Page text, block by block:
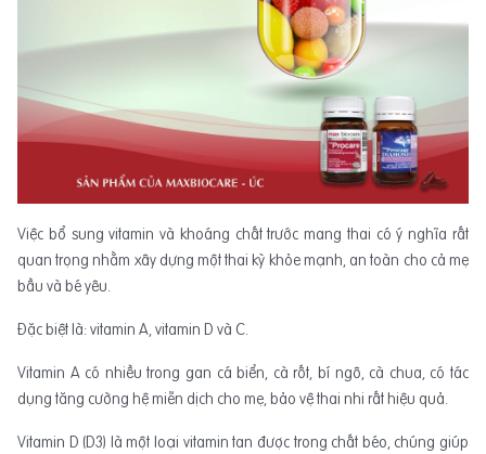
Việc bổ sung vitamin và khoáng chất trước mang thai có ý nghĩa rất
quan trọng nhằm xây dựng một thai kỳ khỏe mạnh, an toàn cho cả mẹ
bầu và bé yêu.
Đặc biệt là: vitamin A, vitamin D và C.
Vitamin A có nhiều trong gan cá biển, cà rốt, bí ngô, cà chua, có tác
dụng tăng cường hệ miễn dịch cho mẹ, bảo vệ thai nhi rất hiệu quả.
Vitamin D (D3) là một loại vitamin tan được trong chất béo, chúng giúp